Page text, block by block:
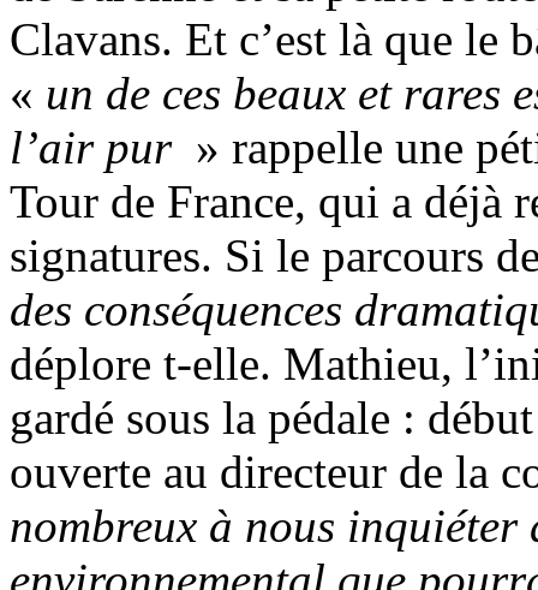
Clavans. Et c’est là que le
« un de ces beaux et rares
l’air pur » rappelle une
Tour de France, qui a déjà
signatures. Si le parcours
des conséquences
déplore t-elle. Mathieu,
gardé sous la pédale :
ouverte au directeur de la
nombreux à nous
environnemental que